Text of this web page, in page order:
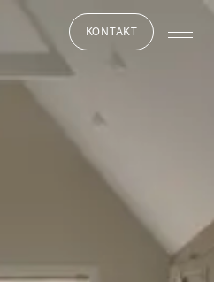
KONTAKT